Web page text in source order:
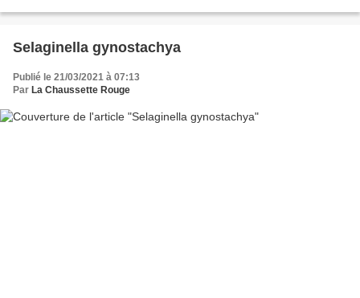
Selaginella gynostachya
Publié le 21/03/2021 à 07:13
Par La Chaussette Rouge